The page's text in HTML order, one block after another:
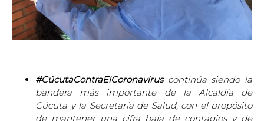
#CúcutaContraElCoronavirus continúa siendo la
bandera más importante de la Alcaldía de
Cúcuta y la Secretaría de Salud, con el propósito
de mantener una cifra baja de contagios y de